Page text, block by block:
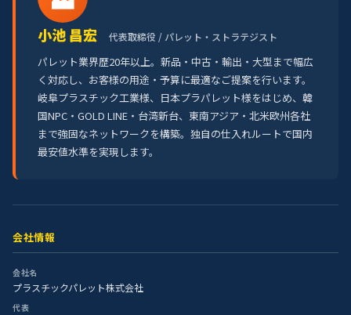
小池 昌宏 代表取締役 / パレット・ストラテジスト
パレット業界歴20年以上。新品・中古・輸出・大型まで幅広
く対応し、お客様の用途・予算に最適なご提案を行います。
岐阜プラスチック工業様、日本プラパレット様をはじめ、韓
国NPC・GOLD LINE・台湾新台、東南アジア・北米欧州各社
まで強固なネットワークを構築。独自の仕入れルートで国内
最安値水準を実現します。
会社情報
会社名
プラスチックパレット株式会社
代表